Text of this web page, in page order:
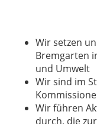
Wir setzen
Bremgarten
und Umwelt
Wir sind im
Wir führen
durch, die